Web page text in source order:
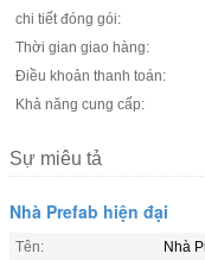
chi tiết đóng gói:
Thời gian giao hàng:
Điều khoản thanh toán:
Khả năng cung cấp:
Sự miêu tả
Nhà Prefab hiện đại
Tên:
Nhà